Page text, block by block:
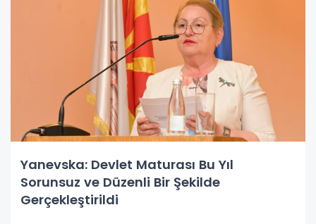
Yanevska: Devlet Maturası Bu Yıl
Sorunsuz ve Düzenli Bir Şekilde
Gerçekleştirildi